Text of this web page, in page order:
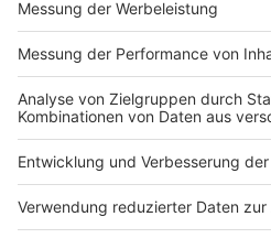
Impressum
Nutzungsbedingungen
Jobs
Presse
Werben